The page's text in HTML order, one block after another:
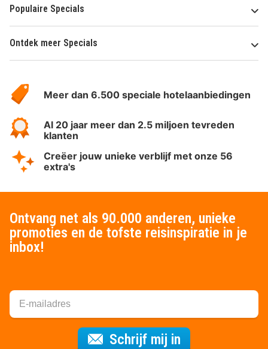
Populaire Specials
Ontdek meer Specials
HotelSpecials
Meer dan 6.500 speciale hotelaanbiedingen
Al 20 jaar meer dan 2.5 miljoen tevreden
klanten
Creëer jouw unieke verblijf met onze 56
extra's
Ontvang net als 90.000 anderen, unieke
promoties en de tofste reisinspiratie in je
inbox!
Schrijf mij in